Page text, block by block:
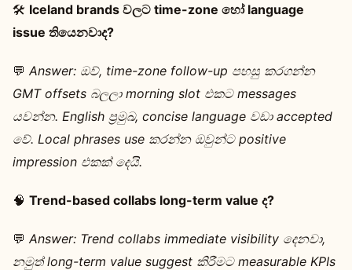
🛠️ Iceland brands වලට time-zone හෝ language
issue තියෙනවාද?
💬 Answer: ඔව්, time-zone follow-up පහසු කරගන්න
GMT offsets බලලා morning slot එකට messages
යවන්න. English ප්‍රමුඛ, concise language වඩා accepted
වේ. Local phrases use කරන්න ඔවුන්ට positive
impression එකක් දෙයි.
🧠 Trend-based collabs long-term value ද?
💬 Answer: Trend collabs immediate visibility දෙනවා,
නමුත් long-term value suggest කිරීමට measurable KPIs